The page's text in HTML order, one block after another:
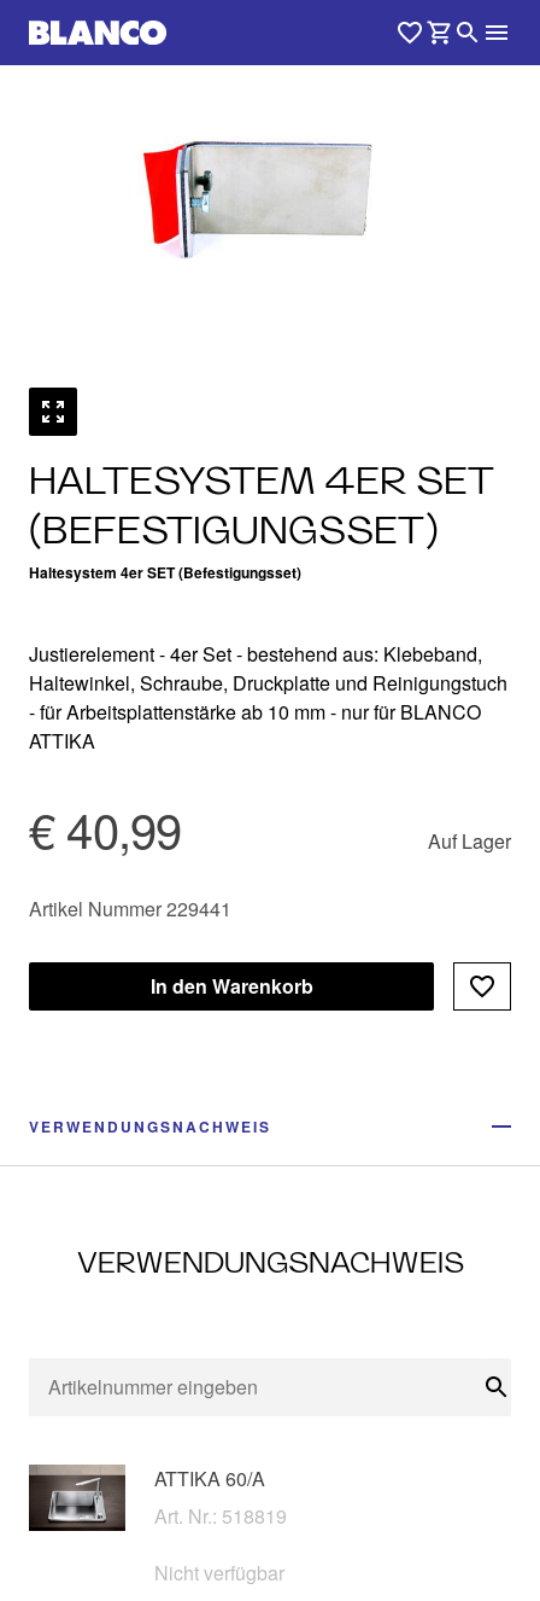
HALTESYSTEM 4ER SET
(BEFESTIGUNGSSET)
Haltesystem 4er SET (Befestigungsset)
Justierelement - 4er Set - bestehend aus: Klebeband,
Haltewinkel, Schraube, Druckplatte und Reinigungstuch
- für Arbeitsplattenstärke ab 10 mm - nur für BLANCO
ATTIKA
€ 40,99 Auf Lager
Artikel Nummer 229441
In den Warenkorb
VERWENDUNGSNACHWEIS
VERWENDUNGSNACHWEIS
ATTIKA 60/A
Art. Nr.: 518819
Nicht verfügbar